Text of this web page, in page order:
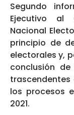
Segundo
Ejecutivo al
Nacional
principio de
electorales y,
conclusión
los procesos
2021.